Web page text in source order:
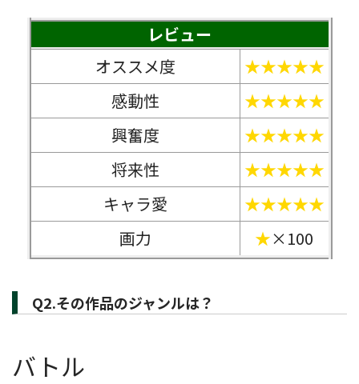
レビュー
オススメ度
★★★★★
感動性
★★★★★
興奮度
★★★★★
将来性
★★★★★
キャラ愛
★★★★★
画力
★×100
Q2.その作品のジャンルは？
バトル